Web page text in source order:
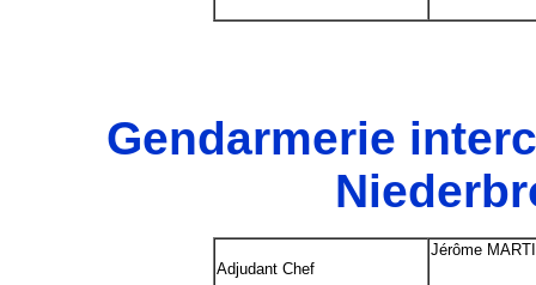
Gendarmerie
Adjudant Chef
Jérôme